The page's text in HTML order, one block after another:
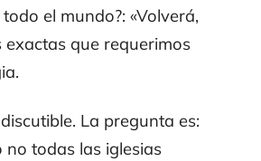
el mundo?: «Volverá,
que requerimos
La pregunta es:
no todas las iglesias